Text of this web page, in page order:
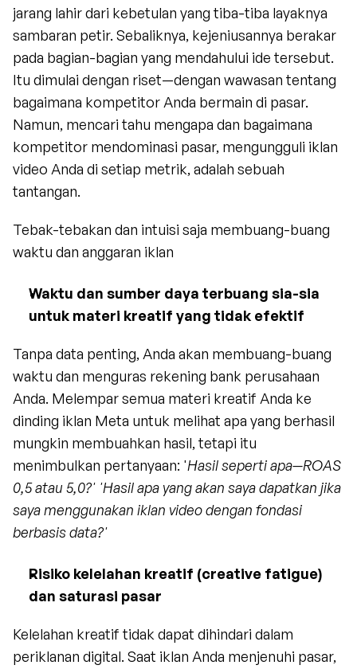
jarang lahir dari kebetulan yang tiba-tiba layaknya
sambaran petir. Sebaliknya, kejeniusannya berakar
pada bagian-bagian yang mendahului ide tersebut.
Itu dimulai dengan riset—dengan wawasan tentang
bagaimana kompetitor Anda bermain di pasar.
Namun, mencari tahu mengapa dan bagaimana
kompetitor mendominasi pasar, mengungguli iklan
video Anda di setiap metrik, adalah sebuah
tantangan.
Tebak-tebakan dan intuisi saja membuang-buang
waktu dan anggaran iklan
Waktu dan sumber daya terbuang sia-sia
untuk materi kreatif yang tidak efektif
Tanpa data penting, Anda akan membuang-buang
waktu dan menguras rekening bank perusahaan
Anda. Melempar semua materi kreatif Anda ke
dinding iklan Meta untuk melihat apa yang berhasil
mungkin membuahkan hasil, tetapi itu
menimbulkan pertanyaan: 'Hasil seperti apa—ROAS
0,5 atau 5,0?' 'Hasil apa yang akan saya dapatkan jika
saya menggunakan iklan video dengan fondasi
berbasis data?'
Risiko kelelahan kreatif (creative fatigue)
dan saturasi pasar
Kelelahan kreatif tidak dapat dihindari dalam
periklanan digital. Saat iklan Anda menjenuhi pasar,